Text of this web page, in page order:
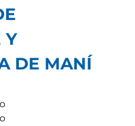
Y
DE MANÍ